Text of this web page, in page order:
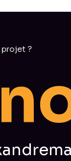
projet ?
n